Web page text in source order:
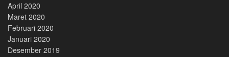
April 2020
Maret 2020
Februari 2020
Januari 2020
Desember 2019